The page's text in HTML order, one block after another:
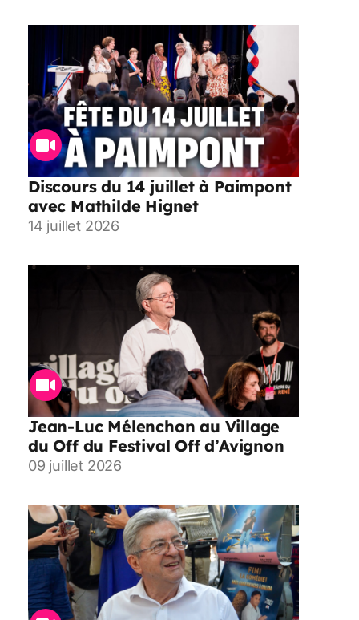
Discours du 14 juillet à Paimpont
avec Mathilde Hignet
14 juillet 2026
Jean-Luc Mélenchon au Village
du Off du Festival Off d’Avignon
09 juillet 2026